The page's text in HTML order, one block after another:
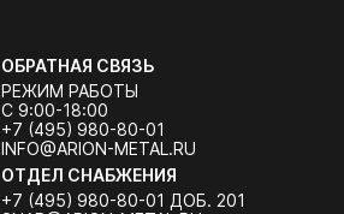
ОБРАТНАЯ СВЯЗЬ
РЕЖИМ РАБОТЫ
С 9:00-18:00
+7 (495) 980-80-01
INFO@ARION-METAL.RU
ОТДЕЛ СНАБЖЕНИЯ
+7 (495) 980-80-01 ДОБ. 201